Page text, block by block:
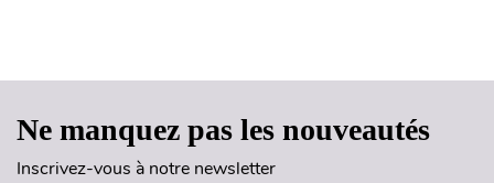
Ne manquez pas les nouveautés
Inscrivez-vous à notre newsletter